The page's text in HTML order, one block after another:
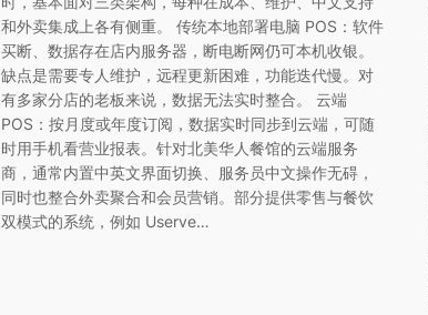
和外卖集成上各有侧重。 传统本地部署电脑 POS：软件
买断、数据存在店内服务器，断电断网仍可本机收银。
缺点是需要专人维护，远程更新困难，功能迭代慢。对
有多家分店的老板来说，数据无法实时整合。 云端
POS：按月度或年度订阅，数据实时同步到云端，可随
时用手机看营业报表。针对北美华人餐馆的云端服务
商，通常内置中英文界面切换、服务员中文操作无碍，
同时也整合外卖聚合和会员营销。部分提供零售与餐饮
双模式的系统，例如 Userve…